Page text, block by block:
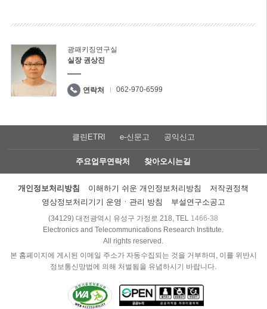
광패키징연구실
실장 권상진
연락처 062-970-6599
클린ETRI e-신문고 공익신고
주요업무연락처 찾아오시는길
개인정보처리방침 이해하기 쉬운 개인정보처리방침
저작권정책
영상정보처리기기 운영ㆍ관리 방침
부설연구소공고
(34129) 대전광역시 유성구 가정로 218, TEL 1466-38
Electronics and Telecommunications Research Institute.
All rights reserved.
본 홈페이지에 게시된 이메일 주소가 자동수집되는 것을 거부하며, 이를 위반시
정보통신망법에 의해 처벌됨을 유념하시기 바랍니다.